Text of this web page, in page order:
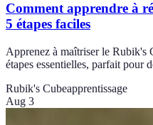
Comment apprendre à
5 étapes faciles
Apprenez à maîtriser le Rubik's
étapes essentielles, parfait pour
Rubik's Cubeapprentissage
Aug 3